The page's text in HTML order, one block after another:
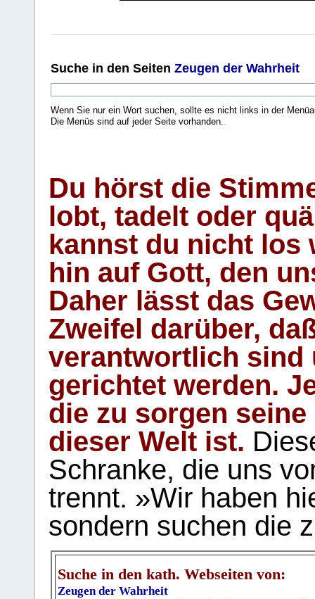
Suche in den Seiten Zeugen der Wahrheit
Wenn Sie nur ein Wort suchen, sollte es nicht links in der
Die Menüs sind auf jeder Seite vorhanden..
Du hörst die
lobt, tadelt oder
kannst du nicht los
hin auf Gott, den
Daher lässt das
Zweifel darüber,
verantwortlich sind
gerichtet werden.
die zu sorgen
dieser Welt ist.
Schranke, die uns
trennt. »Wir haben
sondern suchen die
Suche in den kath. Webseiten von:
Zeugen der Wahrheit